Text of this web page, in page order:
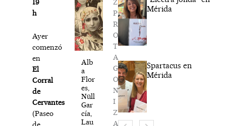
19
h
Ayer
comenzó
en
El
Corral
de
Cervantes
(Paseo
Alb
a
Flor
es,
Nüll
Gar
cía,
Lau
P
R
O
T
A
G
O
N
I
Z
A
Mérida
Spartacus en
Mérida